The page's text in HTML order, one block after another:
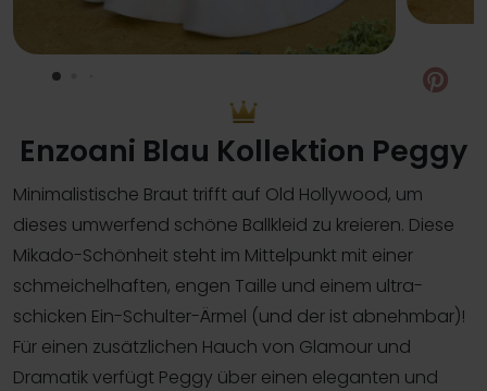
Enzoani Blau Kollektion Peggy
Minimalistische Braut trifft auf Old Hollywood, um
dieses umwerfend schöne Ballkleid zu kreieren. Diese
Mikado-Schönheit steht im Mittelpunkt mit einer
schmeichelhaften, engen Taille und einem ultra-
schicken Ein-Schulter-Ärmel (und der ist abnehmbar)!
Für einen zusätzlichen Hauch von Glamour und
Dramatik verfügt Peggy über einen eleganten und